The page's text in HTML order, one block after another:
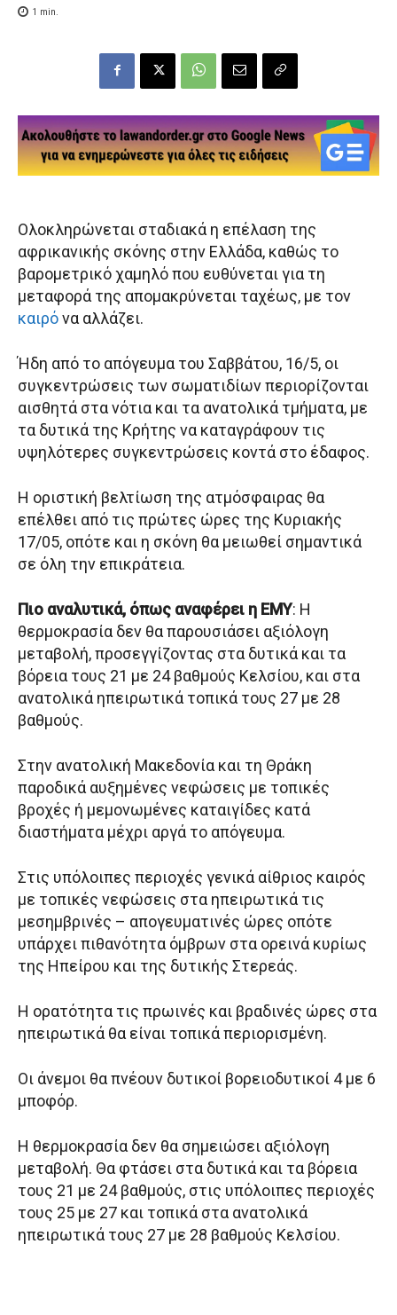
1 min.
Ολοκληρώνεται σταδιακά η επέλαση της
αφρικανικής σκόνης στην Ελλάδα, καθώς το
βαρομετρικό χαμηλό που ευθύνεται για τη
μεταφορά της απομακρύνεται ταχέως, με τον
καιρόνα αλλάζει.
Ήδη από το απόγευμα του Σαββάτου, 16/5, οι
συγκεντρώσεις των σωματιδίων περιορίζονται
αισθητά στα νότια και τα ανατολικά τμήματα, με
τα δυτικά της Κρήτης να καταγράφουν τις
υψηλότερες συγκεντρώσεις κοντά στο έδαφος.
Η οριστική βελτίωση της ατμόσφαιρας θα
επέλθει από τις πρώτες ώρες της Κυριακής
17/05, οπότε και η σκόνη θα μειωθεί σημαντικά
σε όλη την επικράτεια.
Πιο αναλυτικά, όπως αναφέρει η ΕΜΥ: Η
θερμοκρασία δεν θα παρουσιάσει αξιόλογη
μεταβολή, προσεγγίζοντας στα δυτικά και τα
βόρεια τους 21 με 24 βαθμούς Κελσίου, και στα
ανατολικά ηπειρωτικά τοπικά τους 27 με 28
βαθμούς.
Στην ανατολική Μακεδονία και τη Θράκη
παροδικά αυξημένες νεφώσεις με τοπικές
βροχές ή μεμονωμένες καταιγίδες κατά
διαστήματα μέχρι αργά το απόγευμα.
Στις υπόλοιπες περιοχές γενικά αίθριος καιρός
με τοπικές νεφώσεις στα ηπειρωτικά τις
μεσημβρινές – απογευματινές ώρες οπότε
υπάρχει πιθανότητα όμβρων στα ορεινά κυρίως
της Ηπείρου και της δυτικής Στερεάς.
Η ορατότητα τις πρωινές και βραδινές ώρες στα
ηπειρωτικά θα είναι τοπικά περιορισμένη.
Οι άνεμοι θα πνέουν δυτικοί βορειοδυτικοί 4 με 6
μποφόρ.
Η θερμοκρασία δεν θα σημειώσει αξιόλογη
μεταβολή. Θα φτάσει στα δυτικά και τα βόρεια
τους 21 με 24 βαθμούς, στις υπόλοιπες περιοχές
τους 25 με 27 και τοπικά στα ανατολικά
ηπειρωτικά τους 27 με 28 βαθμούς Κελσίου.